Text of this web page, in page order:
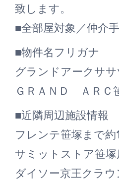
致します。
■全部屋対象／仲介
■物件名フリガナ
グランドアークササ
ＧＲＡＮＤ ＡＲＣ
■近隣周辺施設情報
フレンテ笹塚まで約
サミットストア笹塚
ダイソー京王クラ